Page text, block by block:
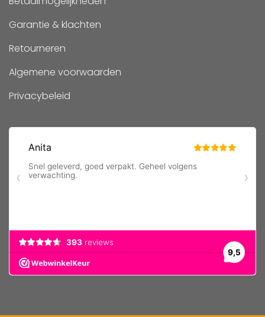
Garantie & klachten
Retourneren
Algemene voorwaarden
Privacybeleid